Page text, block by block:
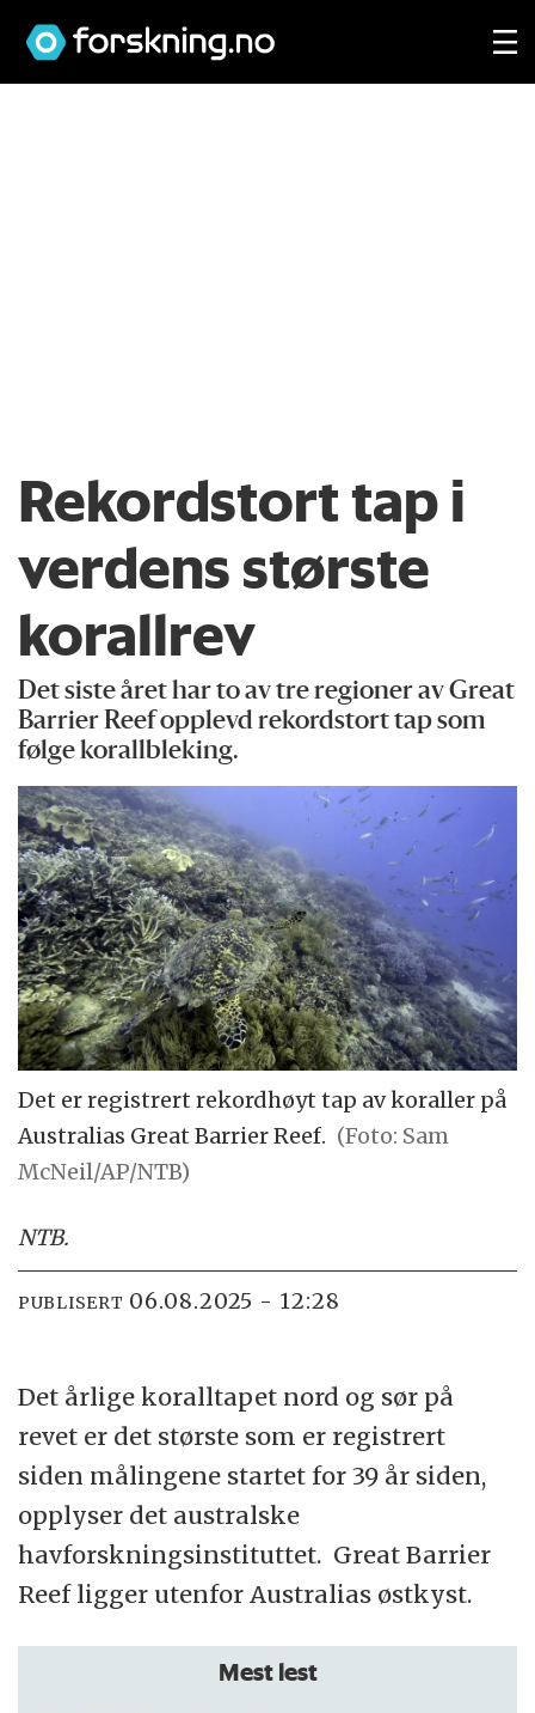
Rekordstort tap i
verdens største
korallrev
Det siste året har to av tre regioner av Great
Barrier Reef opplevd rekordstort tap som
følge korallbleking.
Det er registrert rekordhøyt tap av koraller på
Australias Great Barrier Reef. (Foto: Sam
McNeil/AP/NTB)
NTB.
PUBLISERT 06.08.2025 - 12:28
Det årlige koralltapet nord og sør på
revet er det største som er registrert
siden målingene startet for 39 år siden,
opplyser det australske
havforskningsinstituttet. Great Barrier
Reef ligger utenfor Australias østkyst.
Mest lest